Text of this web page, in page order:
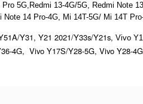
Pro 5G,Redmi 13-4G/5G, Redmi Note
14 Pro-4G, Mi 14T-5G/ Mi 14T
Y31, Y21 2021/Y33s/Y21s, Vivo
4G, Vivo Y17S/Y28-5G, Vivo Y28-